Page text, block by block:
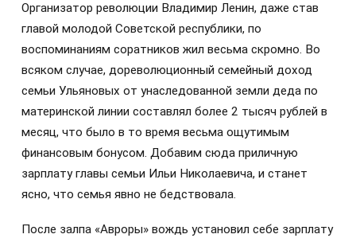
Организатор революции Владимир Ленин, даже став
главой молодой Советской республики, по
воспоминаниям соратников жил весьма скромно. Во
всяком случае, дореволюционный семейный доход
семьи Ульяновых от унаследованной земли деда по
материнской линии составлял более 2 тысяч рублей в
месяц, что было в то время весьма ощутимым
финансовым бонусом. Добавим сюда приличную
зарплату главы семьи Ильи Николаевича, и станет
ясно, что семья явно не бедствовала.
После залпа «Авроры» вождь установил себе зарплату